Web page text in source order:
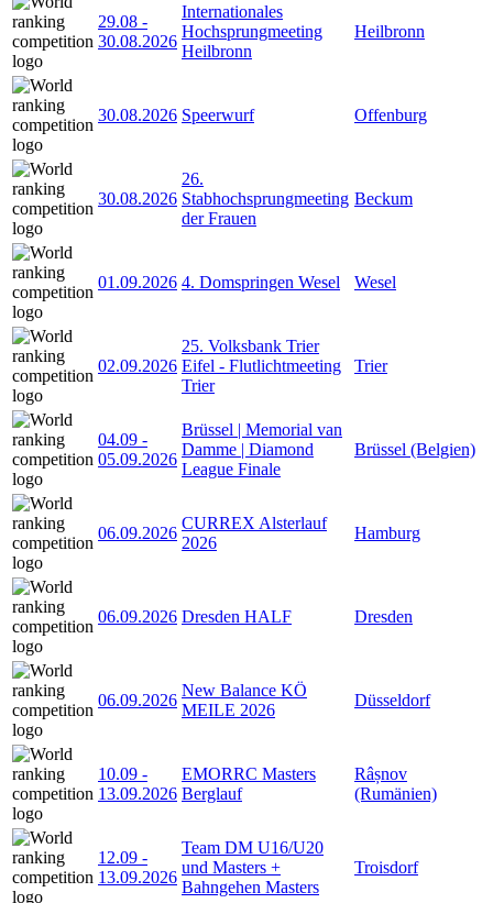
29.08 -
30.08.2026
Internationales
Hochsprungmeeting
Heilbronn
Heilbronn
30.08.2026 Speerwurf Offenburg
30.08.2026
26.
Stabhochsprungmeeting
der Frauen
Beckum
01.09.2026 4. Domspringen Wesel Wesel
02.09.2026
25. Volksbank Trier
Eifel - Flutlichtmeeting
Trier
Trier
04.09 -
05.09.2026
Brüssel | Memorial van
Damme | Diamond
League Finale
Brüssel (Belgien)
06.09.2026
CURREX Alsterlauf
2026
Hamburg
06.09.2026 Dresden HALF Dresden
06.09.2026
New Balance KÖ
MEILE 2026
Düsseldorf
10.09 -
13.09.2026
EMORRC Masters
Berglauf
Râșnov
(Rumänien)
12.09 -
13.09.2026
Team DM U16/U20
und Masters +
Bahngehen Masters
Troisdorf